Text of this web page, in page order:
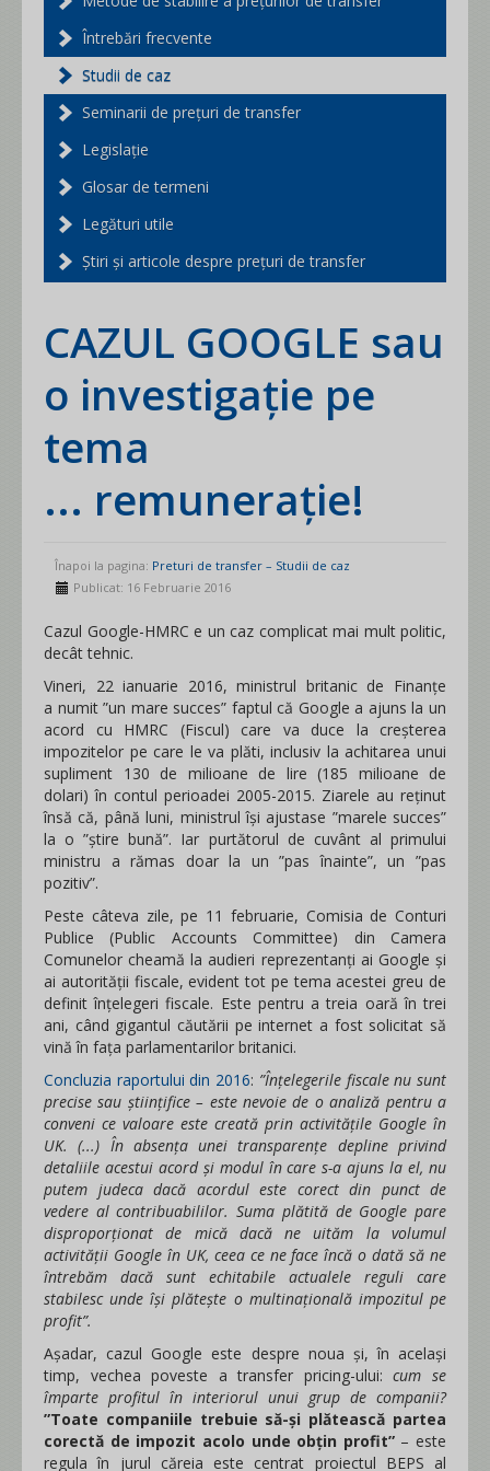
Întrebări frecvente
Studii de caz
Seminarii de prețuri de transfer
Legislație
Glosar de termeni
Legături utile
Știri și articole despre prețuri de transfer
CAZUL GOOGLE sau
o investigație pe
tema
... remunerație!
Înapoi la pagina: Preturi de transfer – Studii de caz
Publicat: 16 Februarie 2016
Cazul Google-HMRC e un caz complicat mai mult politic,
decât tehnic.
Vineri, 22 ianuarie 2016, ministrul britanic de Finanțe
a numit ”un mare succes” faptul că Google a ajuns la un
acord cu HMRC (Fiscul) care va duce la creșterea
impozitelor pe care le va plăti, inclusiv la achitarea unui
supliment 130 de milioane de lire (185 milioane de
dolari) în contul perioadei 2005-2015. Ziarele au reținut
însă că, până luni, ministrul își ajustase ”marele succes”
la o ”știre bună”. Iar purtătorul de cuvânt al primului
ministru a rămas doar la un ”pas înainte”, un ”pas
pozitiv”.
Peste câteva zile, pe 11 februarie, Comisia de Conturi
Publice (Public Accounts Committee) din Camera
Comunelor cheamă la audieri reprezentanți ai Google și
ai autorității fiscale, evident tot pe tema acestei greu de
definit înțelegeri fiscale. Este pentru a treia oară în trei
ani, când gigantul căutării pe internet a fost solicitat să
vină în fața parlamentarilor britanici.
Concluzia raportului din 2016: ”Înțelegerile fiscale nu sunt
precise sau științifice – este nevoie de o analiză pentru a
conveni ce valoare este creată prin activitățile Google în
UK. (...) În absența unei transparențe depline privind
detaliile acestui acord și modul în care s-a ajuns la el, nu
putem judeca dacă acordul este corect din punct de
vedere al contribuabililor. Suma plătită de Google pare
disproporționat de mică dacă ne uităm la volumul
activității Google în UK, ceea ce ne face încă o dată să ne
întrebăm dacă sunt echitabile actualele reguli care
stabilesc unde își plătește o multinațională impozitul pe
profit”.
Așadar, cazul Google este despre noua și, în același
timp, vechea poveste a transfer pricing-ului:cum se
împarte profitul în interiorul unui grup de companii?
”Toate companiile trebuie să-și plătească partea
corectă de impozit acolo unde obțin profit”– este
regula în jurul căreia este centrat proiectul BEPS al